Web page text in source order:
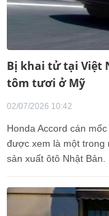
Bị khai tử tại Việt
tôm tươi ở Mỹ
02/07/2026 10:42
Honda Accord cán
được xem là một trong
sản xuất ôtô Nhật Bản.